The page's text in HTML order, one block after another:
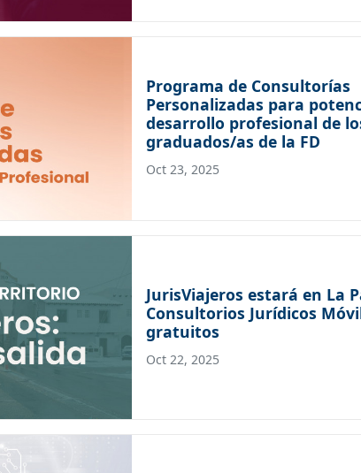
Programa de Consultorías
Personalizadas para
desarrollo profesional de
graduados/as de la FD
Oct 23, 2025
JurisViajeros estará en La
Consultorios Jurídicos
gratuitos
Oct 22, 2025